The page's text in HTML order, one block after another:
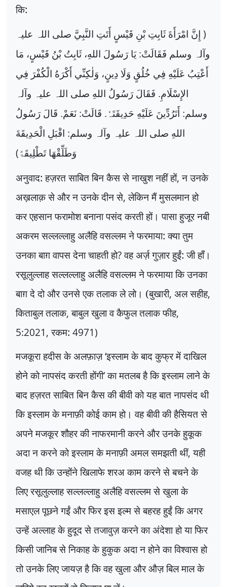
कि:
) إِنَّ امْرَأَةَ ثَابِتِ بْنِ قَیْسٍ أَتَتِ النَّبِيَّ صلی اللہ علیہ
وآلہ وسلم فَقَالَتْ: یَا رَسُولَ اللهِ، ثَابِتُ بْنُ قَیْسٍ، مَا
أَعْتِبُ عَلَیْهِ فِي خُلُقٍ وَلَا دِینٍ، وَلٰکِنِّي أَکْرَهُ الْکُفْرَ فِي
الإِسْلَامِ. فَقَالَ رَسُولُ اللهِ صلی اللہ علیہ وآلہ
وسلم: أَتَرُدِّینَ عَلَیْهِ حَدِیقَتَہٗ. قَالَتْ: نَعَمْ. قَالَ رَسُولُ
اللهِ صلی اللہ علیہ وآلہ وسلم: اقْبَلِ الْحَدِیقَةَ
وَطَلِّقْهَا تَطْلِیقَۃً(
अनुवाद: हज़रत साबित बिन कैस से नाखुश नहीं हों,न उनके
अख़लाक़ से और न उनके दीन से,लेकिन मैं मुसलमान हो
कर एहसान फरामोश बनाना पसंद करती हों। पासा हुजूर नबी
अकरम सल्लल्लाहु अलैहि वसल्लम ने फरमाया: क्या तुम
उनका बाग़ वापस देना चाहती हो?वह अर्ज़ गुज़ार हुईं: जी हाँ।
रसूलुल्लाह सल्लल्लाहु अलैहि वसल्लम ने फरमाया कि उनका
बाग़ दे दो और उनसे एक तलाक ले लो। (बुखारी, अल सहीह,
किताबुल तलाक,बाबुल खुला व कैफुल तलाक फीह,
5:2021,रकम: 4971)
मजकूरा हदीस के अलफ़ाज़‘इस्लाम के बाद कुफ्र में दाखिल
होने को नापसंद करती होंगी’का मतलब है कि इस्लाम लाने के
बाद हज़रत साबित बिन कैस की बीवी को यह बात नापसंद थी
कि इस्लाम के मनाफ़ी कोई काम हो। वह बीवी की हैसियत से
अपने मजकूर शौहर की नाफरमानी करने और उनके हुकूक
अदा न करने को इस्लाम के मनाफ़ी अमल समझती थीं,यही
वजह थी कि उन्होंने खिलाफे शरअ काम करने से बचने के
लिए रसूलुल्लाह सल्लल्लाहु अलैहि वसल्लम से खुला के
मसाएल पूछने गईं और फिर इस इल्म से बहरह हुईं कि अगर
उन्हें अल्लाह के हुदूद से तजावुज़ करने का अंदेशा हो या फिर
किसी जानिब से निकाह के हुकुक अदा न होने का विश्वास हो
तो उनके लिए जायज़ है कि वह खुला और औज़ बिल माल के